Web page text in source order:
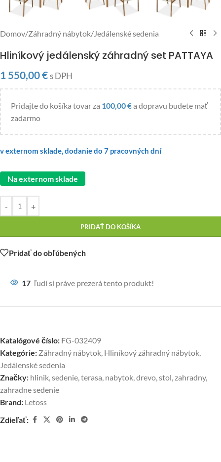
Domov/Záhradný nábytok/Jedálenské sedenia
Hliníkový jedálenský záhradný set PATTAYA
1 550,00€ s DPH
Pridajte do košíka tovar za 100,00€a dopravu budete mať
zadarmo
v externom sklade, dodanie do 7 pracovných dní
Na externom sklade
- +
PRIDAŤ DO KOŠÍKA
Pridať do obľúbených
17 ľudí si práve prezerá tento produkt!
Katalógové číslo: FG-032409
Kategórie: Záhradný nábytok, Hliníkový záhradný nábytok,
Jedálenské sedenia
Značky: hlinik,sedenie,terasa, nabytok,drevo,stol,zahradny,
zahradne sedenie
Brand: Letoss
Zdieľať: